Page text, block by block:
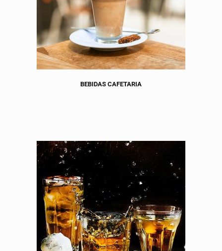
BEBIDAS CAFETARIA